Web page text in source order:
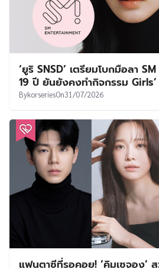
‘ยูริ SNSD’ เตรียมโบกมือลา
19 ปี ยันยังคงทำกิจกรรม
BykorseriesOn31/07/2026
แฟนตาซีที่รอคอย! ‘คิมเซจอง’